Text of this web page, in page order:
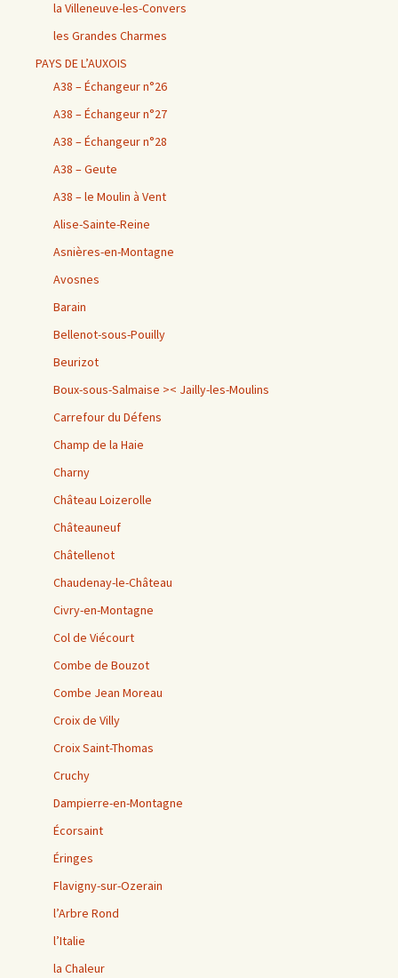
la Villeneuve-les-Convers
les Grandes Charmes
PAYS DE L’AUXOIS
A38 – Échangeur n°26
A38 – Échangeur n°27
A38 – Échangeur n°28
A38 – Geute
A38 – le Moulin à Vent
Alise-Sainte-Reine
Asnières-en-Montagne
Avosnes
Barain
Bellenot-sous-Pouilly
Beurizot
Boux-sous-Salmaise >< Jailly-les-Moulins
Carrefour du Défens
Champ de la Haie
Charny
Château Loizerolle
Châteauneuf
Châtellenot
Chaudenay-le-Château
Civry-en-Montagne
Col de Viécourt
Combe de Bouzot
Combe Jean Moreau
Croix de Villy
Croix Saint-Thomas
Cruchy
Dampierre-en-Montagne
Écorsaint
Éringes
Flavigny-sur-Ozerain
l’Arbre Rond
l’Italie
la Chaleur